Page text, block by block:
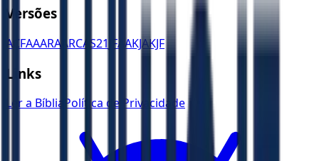
Versões
ACFAAARA ARCAS21 JFAAKJAKJF
Links
Ler a Bíblia Política de Privacidade